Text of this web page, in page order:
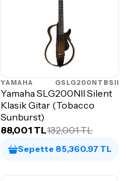
YAMAHA GSLG200NTBSII
Yamaha SLG200NII Silent
Klasik Gitar (Tobacco
Sunburst)
88,001 TL132,001 TL
Sepette 85,360.97 TL